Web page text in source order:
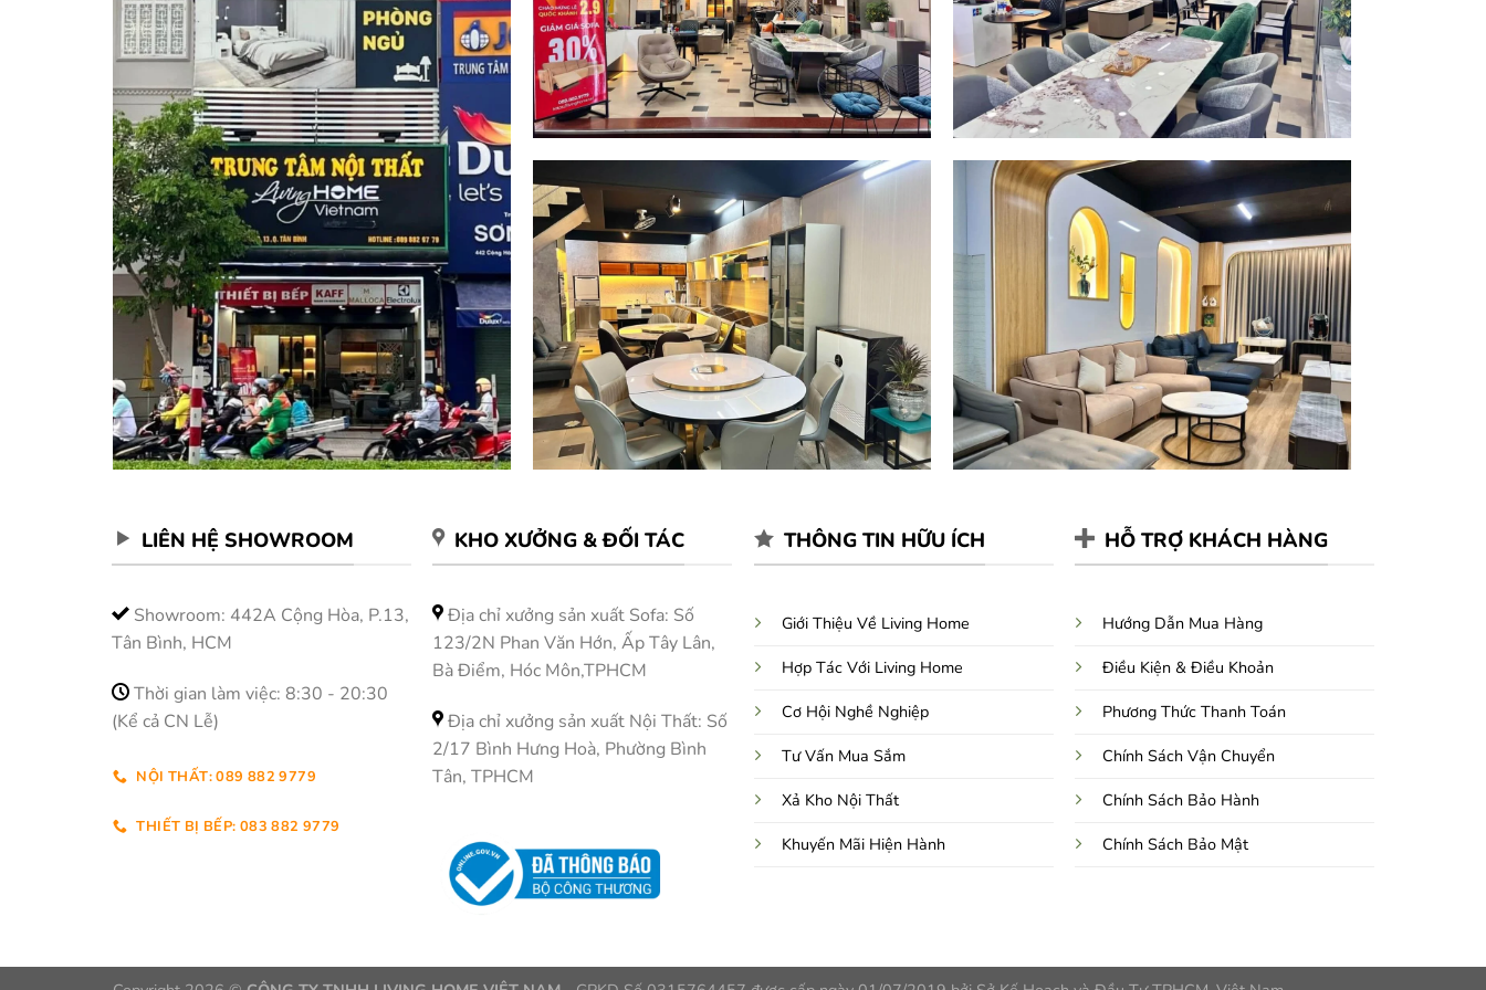
LIÊN HỆ SHOWROOM
Showroom: 442A Cộng Hòa, P.13,
Tân Bình, HCM
Thời gian làm việc: 8:30 - 20:30
(Kể cả CN Lễ)
NỘI THẤT: 089 882 9779
THIẾT BỊ BẾP: 083 882 9779
KHO XƯỞNG & ĐỐI TÁC
Địa chỉ xưởng sản xuất Sofa: Số
123/2N Phan Văn Hớn, Ấp Tây Lân,
Bà Điểm, Hóc Môn,TPHCM
Địa chỉ xưởng sản xuất Nội Thất: Số
2/17 Bình Hưng Hoà, Phường Bình
Tân, TPHCM
THÔNG TIN HỮU ÍCH
Giới Thiệu Về Living Home
Hợp Tác Với Living Home
Cơ Hội Nghề Nghiệp
Tư Vấn Mua Sắm
Xả Kho Nội Thất
Khuyến Mãi Hiện Hành
HỖ TRỢ KHÁCH HÀNG
Hướng Dẫn Mua Hàng
Điều Kiện & Điều Khoản
Phương Thức Thanh Toán
Chính Sách Vận Chuyển
Chính Sách Bảo Hành
Chính Sách Bảo Mật